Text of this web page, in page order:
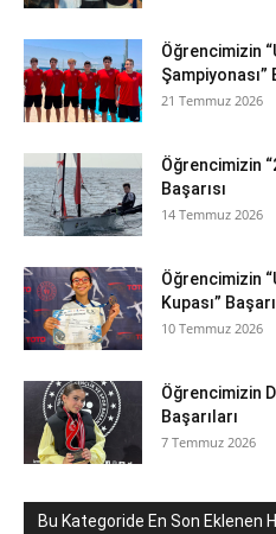
Öğrencimizin
Şampiyonası”
21 Temmuz 2026
Öğrencimizin
Başarısı
14 Temmuz 2026
Öğrencimizin
Kupası”
10 Temmuz 2026
Öğrencimizin
Başarıları
7 Temmuz 2026
Bu Kategoride En Son Eklenen